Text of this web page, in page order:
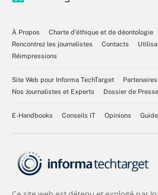
À Propos
Charte d’éthique et de déontologie
Rencontrez les journalistes
Contacts
Réimpressions
Site Web pour Informa TechTarget Partenaires
Nos Journalistes et Experts
Dossier de Presse
E-Handbooks Conseils IT Opinions